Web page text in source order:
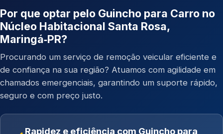
Por que optar pelo Guincho para Carro no
Núcleo Habitacional Santa Rosa,
Maringá‑PR?
Procurando um serviço de remoção veicular eficiente e
de confiança na sua região? Atuamos com agilidade em
chamados emergenciais, garantindo um suporte rápido,
seguro e com preço justo.
Rapidez e eficiência com Guincho para